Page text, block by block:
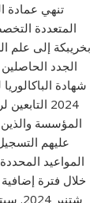
تنهي عمادة
المتعددة
بخريبكة إلى علم
الجدد
شهادة
2024
المؤسسة والذين
عليهم
المواعيد